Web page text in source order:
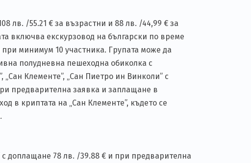
лв. /55.21 € за възрастни и 88 лв. /44,99 € за
включва екскурзовод на български по време
минимум 10 участника. Групата може да
полудневна пешеходна обиколка с
Клементе”, „Сан Пиетро ин Винколи” с
предварителна заявка и заплащане в
в криптата на „Сан Клементе”, където се
доплащане 78 лв. /39.88 € и при предварителна